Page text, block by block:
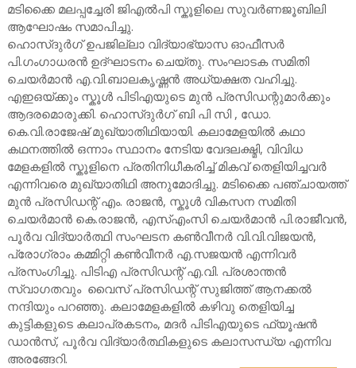
മടിക്കൈ മലപ്പച്ചേരി ജിഎൽപി സ്കൂളിലെ സുവർണജൂബിലി
ആഘോഷം സമാപിച്ചു.
ഹൊസ്ദുർഗ് ഉപജില്ലാ വിദ്യാഭ്യാസ ഓഫീസർ
പി.ഗംഗാധരൻ ഉദ്ഘാടനം ചെയ്തു. സംഘാടക സമിതി
ചെയർമാൻ എ.വി.ബാലകൃഷ്ണൻ അധ്യക്ഷത വഹിച്ചു.
എഇഒയ്ക്കും സ്കൂൾ പിടിഎയുടെ മുൻ പ്രസിഡന്റുമാർക്കും
ആദരമൊരുക്കി. ഹൊസ്ദുർഗ് ബി പി സി , ഡോ.
കെ.വി.രാജേഷ് മുഖ്യാതിഥിയായി. കലാമേളയിൽ കഥാ
കഥനത്തിൽ ഒന്നാം സ്ഥാനം നേടിയ വേദലക്ഷ്മി, വിവിധ
മേളകളിൽ സ്കൂളിനെ പ്രതിനിധീകരിച്ച് മികവ് തെളിയിച്ചവർ
എന്നിവരെ മുഖ്യാതിഥി അനുമോദിച്ചു. മടിക്കൈ പഞ്ചായത്ത്
മുൻ പ്രസിഡന്റ് എം. രാജൻ, സ്കൂൾ വികസന സമിതി
ചെയർമാൻ കെ.രാജൻ, എസ്‌എംസി ചെയർമാൻ പി.രാജീവൻ,
പൂർവ വിദ്യാർത്ഥി സംഘടന കൺവീനർ വി.വി.വിജയൻ,
പ്രോഗ്രാം കമ്മിറ്റി കൺവീനർ എ.സജയൻ എന്നിവർ
പ്രസംഗിച്ചു. പിടിഎ പ്രസിഡന്റ് എ.വി. പ്രശാന്തൻ
സ്വാഗതവും വൈസ് പ്രസിഡന്റ് സുജിത്ത് ആനക്കൽ
നന്ദിയും പറഞ്ഞു. കലാമേളകളിൽ കഴിവു തെളിയിച്ച
കുട്ടികളുടെ കലാപ്രകടനം, മദർ പിടിഎയുടെ ഫ്യൂഷൻ
ഡാൻസ്, പൂർവ വിദ്യാർത്ഥികളുടെ കലാസന്ധ്യ എന്നിവ
അരങ്ങേറി.